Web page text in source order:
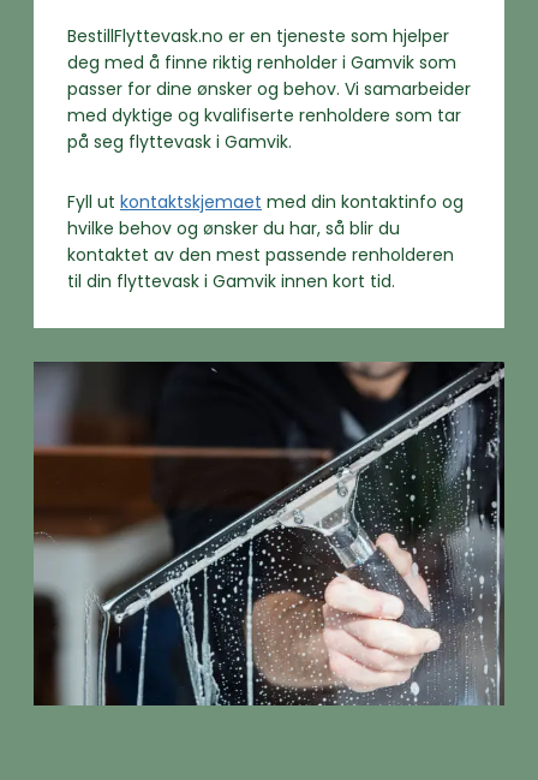
BestillFlyttevask.no er en tjeneste som hjelper
deg med å finne riktig renholder i Gamvik som
passer for dine ønsker og behov. Vi samarbeider
med dyktige og kvalifiserte renholdere som tar
på seg flyttevask i Gamvik.
Fyll ut kontaktskjemaet med din kontaktinfo og
hvilke behov og ønsker du har, så blir du
kontaktet av den mest passende renholderen
til din flyttevask i Gamvik innen kort tid.